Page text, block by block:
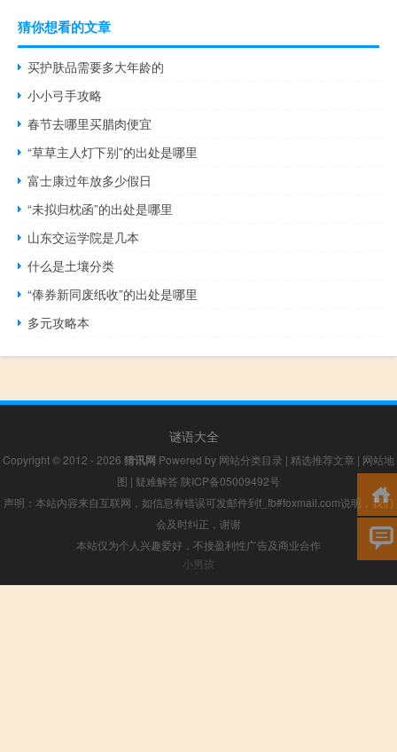
猜你想看的文章
买护肤品需要多大年龄的
小小弓手攻略
春节去哪里买腊肉便宜
“草草主人灯下别”的出处是哪里
富士康过年放多少假日
“未拟归枕函”的出处是哪里
山东交运学院是几本
什么是土壤分类
“俸券新同废纸收”的出处是哪里
多元攻略本
谜语大全
Copyright © 2012 - 2026 猜讯网 Powered by 网站分类目录 | 精选推荐文章 | 网站地
图 | 疑难解答 陕ICP备05009492号
声明：本站内容来自互联网，如信息有错误可发邮件到f_fb#foxmail.com说明，我们
会及时纠正，谢谢
本站仅为个人兴趣爱好，不接盈利性广告及商业合作
小男孩